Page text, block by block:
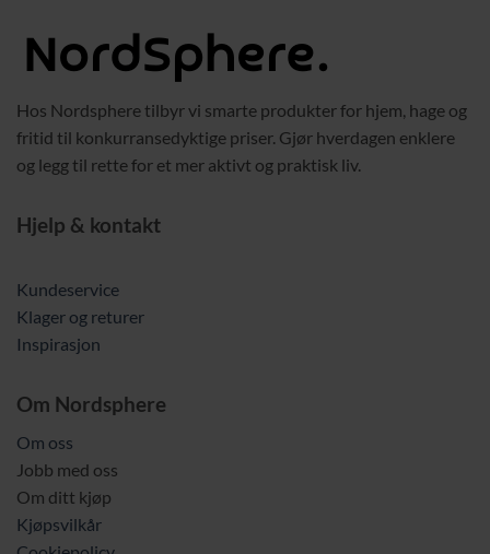
Hos Nordsphere tilbyr vi smarte produkter for hjem, hage og
fritid til konkurransedyktige priser. Gjør hverdagen enklere
og legg til rette for et mer aktivt og praktisk liv.
Hjelp & kontakt
Kundeservice
Klager og returer
Inspirasjon
Om Nordsphere
Om oss
Jobb med oss
Om ditt kjøp
Kjøpsvilkår